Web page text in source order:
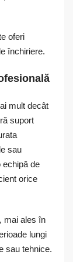
oferi
închiriere.
mult decât
suport
sau
echipă de
orice
mai ales în
lungi
sau tehnice.